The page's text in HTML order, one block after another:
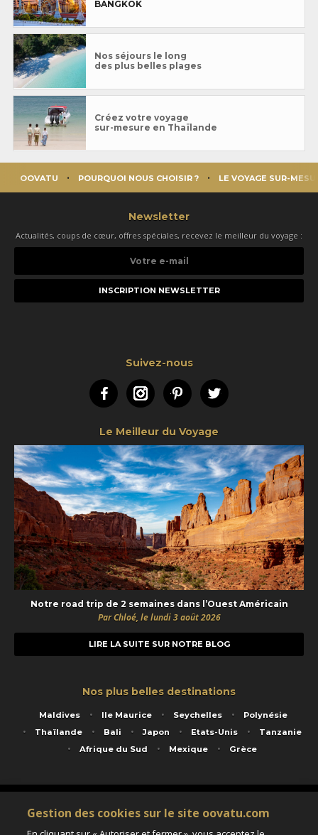
BANGKOK
Nos séjours le long
des plus belles plages
Créez votre voyage
sur-mesure en Thaïlande
OOVATU POURQUOI NOUS CHOISIR ? LE VOYAGE SUR-
Newsletter
Actualités, coups de cœur, offres spéciales, recevez le meilleur du voyage :
e-
Suivez-nous
FacebookInstagramPinterestTwitter
Le Meilleur du Voyage
Notre road trip de 2 semaines dans l’Ouest Américain
Par Chloé, le lundi 3 août 2026
LIRE LA SUITE SUR NOTRE BLOG
Nos plus belles destinations
Maldives Ile Maurice Seychelles
Polynésie
Thaïlande
Bali Japon Etats-Unis
Tanzanie
Afrique du Sud
Mexique Grèce
Service animé par Nautil Voyages - 22 rue Georges Picquart 75017 Paris - S.A.S
au capital de 155 696 euros - RCS Paris B 423 671 973 - Code APE 7911Z
Matricule Atout France IM075100020 - Garantie financière Groupama - Agrément IATA
Gestion des cookies sur le site oovatu.com